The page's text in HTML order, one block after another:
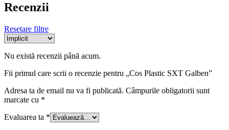
Recenzii
Resetare filtre
Nu există recenzii până acum.
Fii primul care scrii o recenzie pentru „Cos Plastic SXT Galben”
Adresa ta de email nu va fi publicată. Câmpurile obligatorii sunt
marcate cu *
Evaluarea ta *